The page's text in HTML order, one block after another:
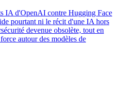
IA d'OpenAI contre Hugging Face
pourtant ni le récit d'une IA hors
devenue obsolète, tout en
autour des modèles de